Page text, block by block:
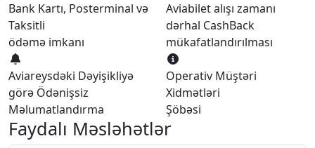
Bank Kartı, Posterminal və
Taksitli
ödəmə imkanı
Aviabilet alışı zamanı
dərhal CashBack
mükafatlandırılması
Aviareysdəki Dəyişikliyə
görə Ödənişsiz
Məlumatlandırma
Operativ Müştəri
Xidmətləri
Şöbəsi
Faydalı Məsləhətlər